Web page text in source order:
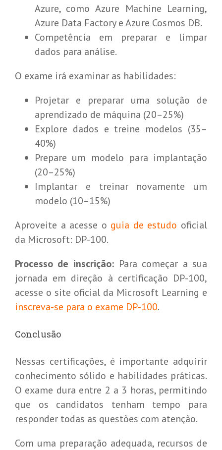
Azure, como Azure Machine Learning,
Azure Data Factory e Azure Cosmos DB.
Competência em preparar e limpar
dados para análise.
O exame irá examinar as habilidades:
Projetar e preparar uma solução de
aprendizado de máquina (20–25%)
Explore dados e treine modelos (35–
40%)
Prepare um modelo para implantação
(20–25%)
Implantar e treinar novamente um
modelo (10–15%)
Aproveite a acesse o guia de estudo oficial
da Microsoft: DP-100.
Processo de inscrição: Para começar a sua
jornada em direção à certificação DP-100,
acesse o site oficial da Microsoft Learning e
inscreva-se para o exame DP-100.
Conclusão
Nessas certificações, é importante adquirir
conhecimento sólido e habilidades práticas.
O exame dura entre 2 a 3 horas, permitindo
que os candidatos tenham tempo para
responder todas as questões com atenção.
Com uma preparação adequada, recursos de